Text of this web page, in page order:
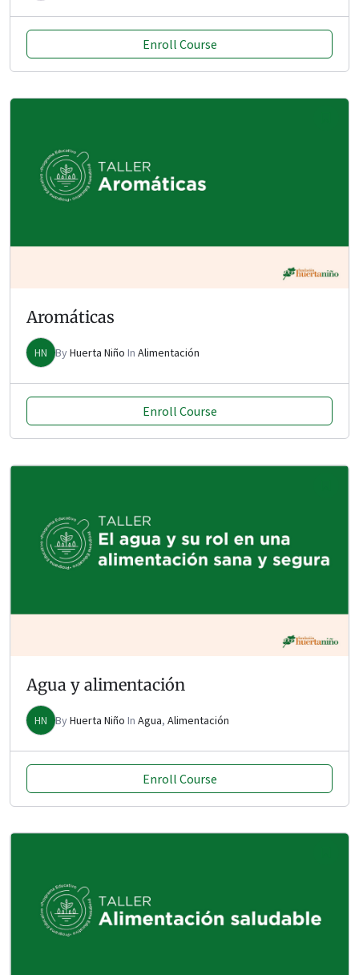
Enroll Course
Aromáticas
HN ByHuerta Niño In Alimentación
Enroll Course
Agua y alimentación
HN ByHuerta Niño In Agua, Alimentación
Enroll Course